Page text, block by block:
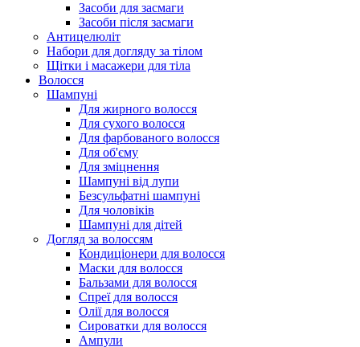
Засоби для засмаги
Засоби після засмаги
Антицелюліт
Набори для догляду за тілом
Щітки і масажери для тіла
Волосся
Шампуні
Для жирного волосся
Для сухого волосся
Для фарбованого волосся
Для об'єму
Для зміцнення
Шампуні від лупи
Безсульфатні шампуні
Для чоловіків
Шампуні для дітей
Догляд за волоссям
Кондиціонери для волосся
Маски для волосся
Бальзами для волосся
Спреї для волосся
Олії для волосся
Сироватки для волосся
Ампули